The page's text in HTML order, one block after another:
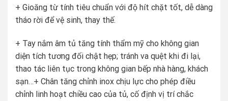
+ Gioăng từ tính tiêu chuẩn với độ hít chặt tốt, dễ dàng
tháo rời để vệ sinh, thay thế.
+ Tay nắm âm tủ tăng tính thẩm mỹ cho không gian
diện tích tương đối chật hẹp; tránh va quệt khi đi lại,
thao tác liên tục trong không gian bếp nhà hàng, khách
sạn…+ Chân tăng chỉnh inox chịu lực cho phép điều
chỉnh linh hoạt chiều cao của tủ, cố định vị trí chắc